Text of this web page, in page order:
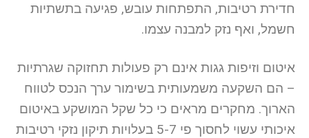
חדירת רטיבות, התפתחות עובש, פגיעה בתשתיות
חשמל, ואף נזק למבנה עצמו.
איטום וזיפות גגות אינם רק פעולות תחזוקה שגרתיות
– הם השקעה משמעותית בשימור ערך הנכס לטווח
הארוך. מחקרים מראים כי כל שקל המושקע באיטום
איכותי עשוי לחסוך פי 5-7 בעלויות תיקון נזקי רטיבות